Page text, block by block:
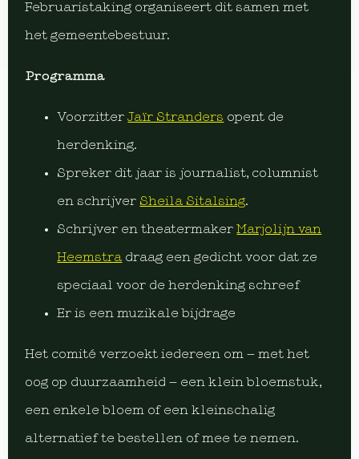
Februaristaking organiseert dit samen met
het gemeentebestuur.
Programma
VoorzitterJaïr Stranders opent de
herdenking.
Spreker dit jaar is journalist, columnist
en schrijver Sheila Sitalsing.
Schrijver en theatermakerMarjolijn van
Heemstra draag een gedicht voor dat ze
speciaal voor de herdenking schreef
Er is een muzikale bijdrage
Het comité verzoekt iedereen om – met het
oog op duurzaamheid – een klein bloemstuk,
een enkele bloem of een kleinschalig
alternatief te bestellen of mee te nemen.